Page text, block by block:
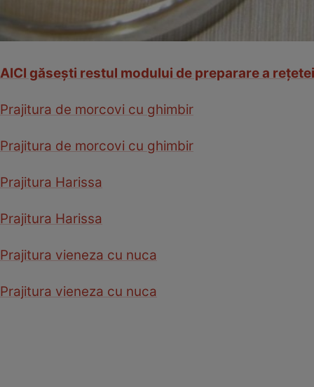
AICI găseşti restul modului de preparare a
Prajitura de morcovi cu ghimbir
Prajitura de morcovi cu ghimbir
Prajitura Harissa
Prajitura Harissa
Prajitura vieneza cu nuca
Prajitura vieneza cu nuca